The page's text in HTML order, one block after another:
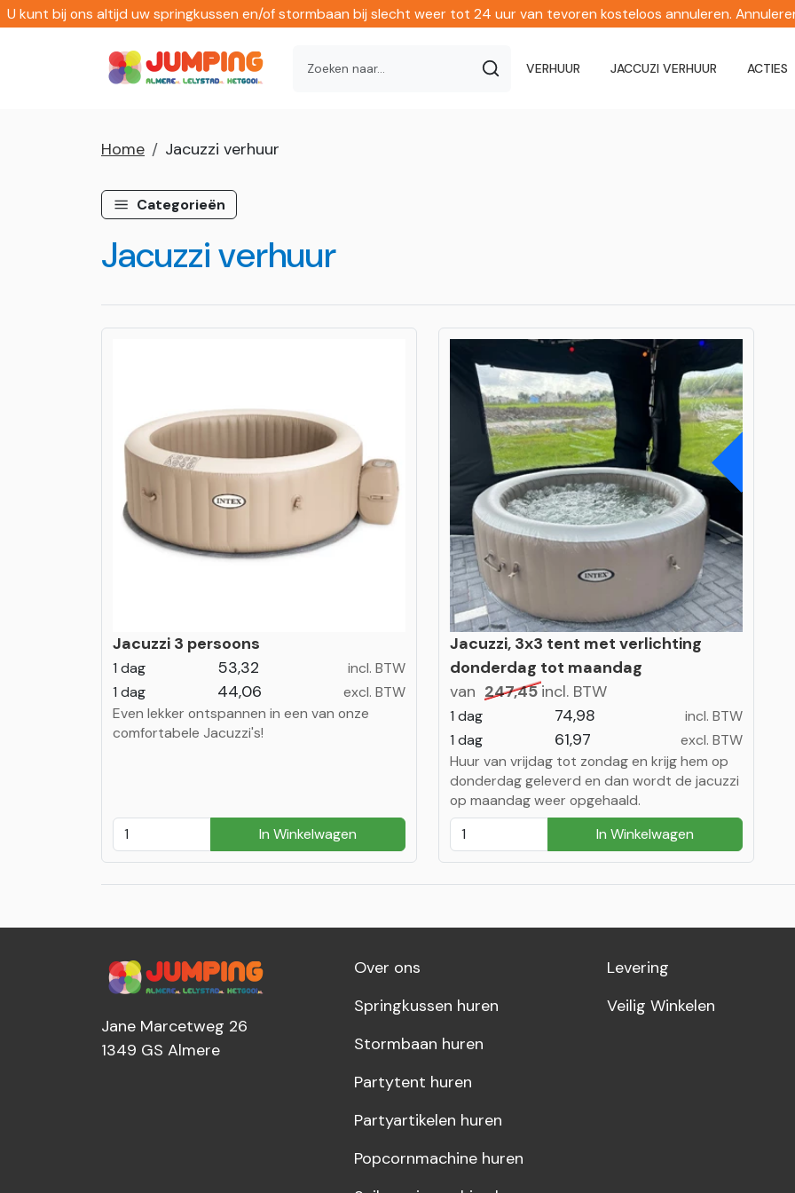
U kunt bij ons altijd uw springkussen en/of stormbaan bij slecht weer tot 24 uur van tevoren kosteloos annuleren.
VERHUUR JACCUZI VERHUUR ACTIES
Home Jacuzzi verhuur
Categorieën
Jacuzzi verhuur
Jacuzzi 3 persoons
1 dag 53,32
incl. BTW
1 dag
44,06
excl. BTW
Even lekker ontspannen in een van onze
comfortabele Jacuzzi's!
In Winkelwagen
Jacuzzi, 3x3 tent met verlichting
donderdag tot maandag
van 247,45incl. BTW
1 dag 74,98
incl. BTW
1 dag
61,97
excl. BTW
Huur van vrijdag tot zondag en krijg hem op
donderdag geleverd en dan wordt de jacuzzi
op maandag weer opgehaald.
In Winkelwagen
Jane Marcetweg 26
1349 GS Almere
Over ons
Springkussen huren
Stormbaan huren
Partytent huren
Partyartikelen huren
Popcornmachine huren
Levering
Veilig Winkelen